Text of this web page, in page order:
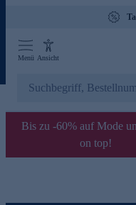
Menü Ansicht
Bis zu -60% auf Mode
on top!